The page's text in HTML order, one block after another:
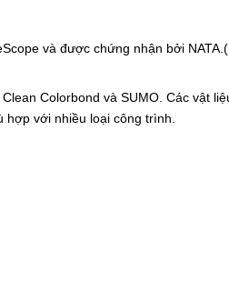
và được chứng nhận bởi
Colorbond và SUMO. Các vật
với nhiều loại công trình.